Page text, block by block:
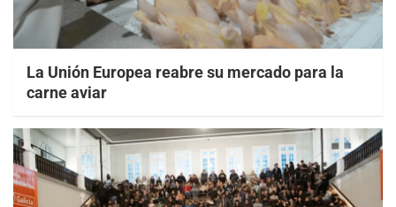
La Unión Europea reabre su mercado para la
carne aviar